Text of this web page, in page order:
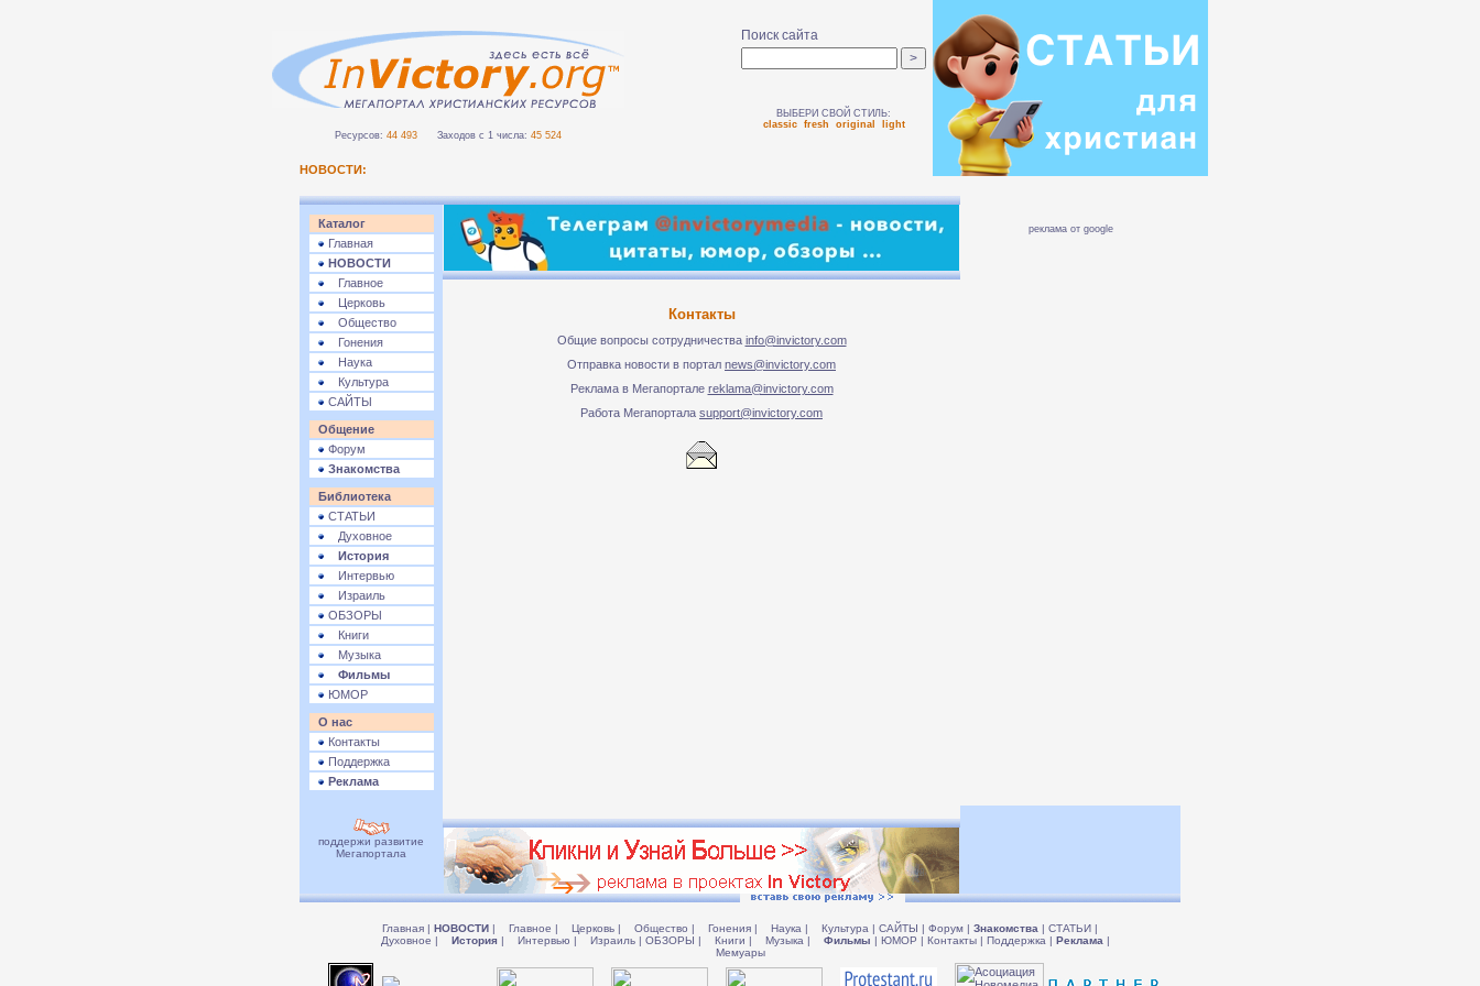
Ресурсов: 44 493 Заходов с 1 числа: 45 524
Поиск сайта
ВЫБЕРИ СВОЙ СТИЛЬ:
classic
fresh original light
НОВОСТИ:
Каталог
Главная
НОВОСТИ
Главное
Церковь
Общество
Гонения
Наука
Культура
САЙТЫ
Общение
Форум
Знакомства
Библиотека
СТАТЬИ
Духовное
История
Интервью
Израиль
ОБЗОРЫ
Книги
Музыка
Фильмы
ЮМОР
О нас
Контакты
Поддержка
Реклама
Контакты
Общие вопросы сотрудничества info@invictory.com
Отправка новости в портал news@invictory.com
Реклама в Мегапортале reklama@invictory.com
Работа Мегапортала support@invictory.com
реклама от google
поддержи развитие
Мегапортала
Главная | НОВОСТИ | Главное | Церковь | Общество | Гонения | Наука | Культура | САЙТЫ | Форум | Знакомства | СТАТЬИ |
Духовное | История | Интервью | Израиль | ОБЗОРЫ | Книги | Музыка | Фильмы | ЮМОР | Контакты | Поддержка | Реклама |
Мемуары